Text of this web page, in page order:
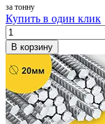
за тонну
Купить в один клик
В корзину